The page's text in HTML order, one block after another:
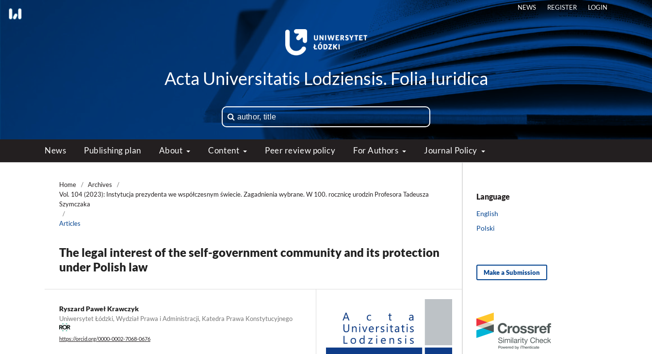
Acta Universitatis Lodziensis. Folia Iuridica
News Publishing plan About Content Peer review policy For Authors Journal Policy
NEWS REGISTER LOGIN
Home / Archives
/
Vol. 104 (2023): Instytucja prezydenta we współczesnym świecie. Zagadnienia wybrane. W 100. rocznicę urodzin Profesora Tadeusza
Szymczaka
/
Articles
The legal interest of the self-government community and its protection
under Polish law
Ryszard Paweł Krawczyk
Uniwersytet Łódzki, Wydział Prawa i Administracji, Katedra Prawa Konstytucyjnego
https://orcid.org/0000-0002-7068-0676
Language
English
Polski
Make a Submission